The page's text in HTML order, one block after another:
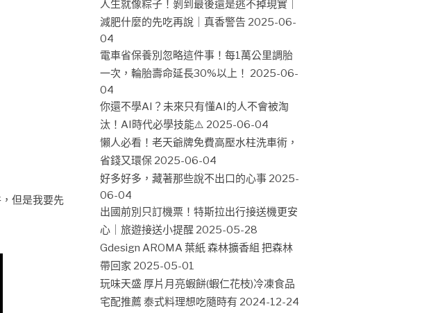
但是我要先
人生就像粽子！剝到最後還是逃不掉現實｜
減肥什麼的先吃再說｜真香警告 2025-06-
04
電車省保養別忽略這件事！每1萬公里調胎
一次，輪胎壽命延長30%以上！ 2025-06-
04
你還不學AI？未來只有懂AI的人不會被淘
汰！AI時代必學技能⚠️ 2025-06-04
懶人必看！老天爺牌免費高壓水柱洗車術，
省錢又環保 2025-06-04
好多好多，藏著那些說不出口的心事 2025-
06-04
出國前別只訂機票！特斯拉出行接送機更安
心｜旅遊接送小提醒 2025-05-28
Gdesign AROMA 葉紙 森林擴香組 把森林
帶回家 2025-05-01
玩味天盛 厚片月亮蝦餅(蝦仁花枝)冷凍食品
宅配推薦 泰式料理想吃隨時有 2024-12-24